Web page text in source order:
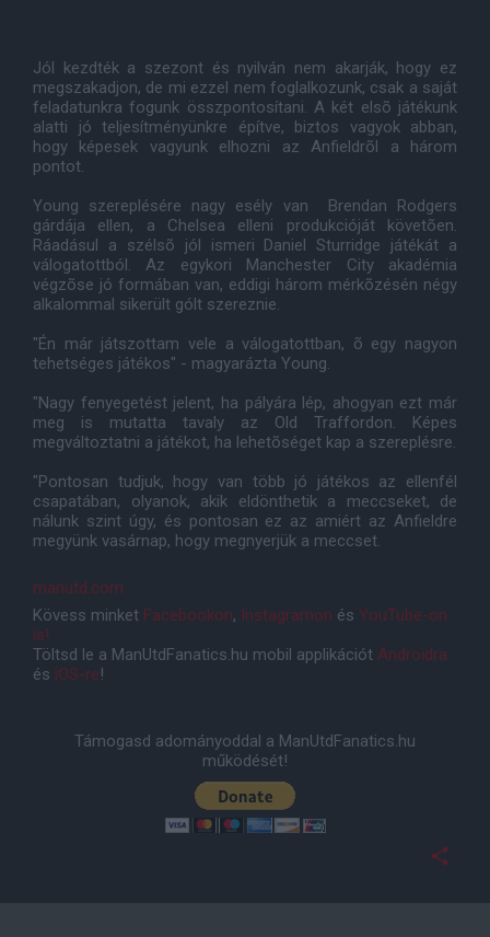
Jól kezdték a szezont és nyilván nem akarják, hogy ez
megszakadjon, de mi ezzel nem foglalkozunk, csak a saját
feladatunkra fogunk összpontosítani. A két elsõ játékunk
alatti jó teljesítményünkre építve, biztos vagyok abban,
hogy képesek vagyunk elhozni az Anfieldrõl a három
pontot.
Young szereplésére nagy esély van Brendan Rodgers
gárdája ellen, a Chelsea elleni produkcióját követõen.
Ráadásul a szélsõ jól ismeri Daniel Sturridge játékát a
válogatottból. Az egykori Manchester City akadémia
végzõse jó formában van, eddigi három mérkõzésén négy
alkalommal sikerült gólt szereznie.
"Én már játszottam vele a válogatottban, õ egy nagyon
tehetséges játékos" - magyarázta Young.
"Nagy fenyegetést jelent, ha pályára lép, ahogyan ezt már
meg is mutatta tavaly az Old Traffordon. Képes
megváltoztatni a játékot, ha lehetõséget kap a szereplésre.
"Pontosan tudjuk, hogy van több jó játékos az ellenfél
csapatában, olyanok, akik eldönthetik a meccseket, de
nálunk szint úgy, és pontosan ez az amiért az Anfieldre
megyünk vasárnap, hogy megnyerjük a meccset.
manutd.com
Kövess minket Facebookon, Instagramon és YouTube-on
is!
Töltsd le a ManUtdFanatics.hu mobil applikációt Androidra
és iOS-re!
Támogasd adományoddal a ManUtdFanatics.hu
működését!